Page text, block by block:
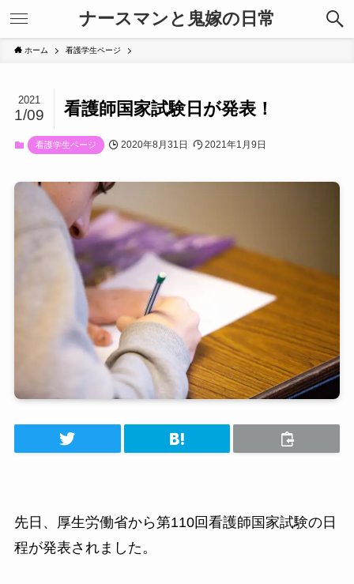
ナースマンと鬼嫁の日常
ホーム 看護学生ページ
看護師国家試験日が発表！
2021
1/09
看護学生ページ 2020年8月31日 2021年1月9日
先日、厚生労働省から第110回看護師国家試験の日
程が発表されました。